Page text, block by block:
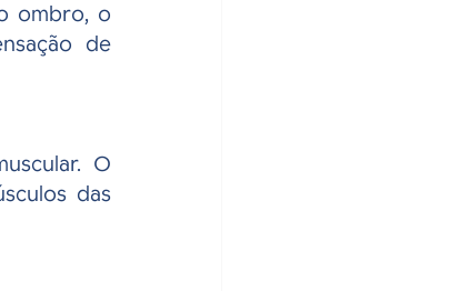
ombro, o
de
O
das